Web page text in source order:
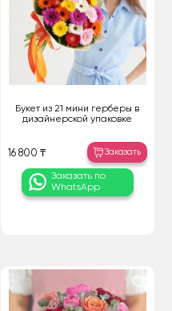
Букет из 21 мини герберы в
дизайнерской упаковке
16 800 ₸ Заказать
Заказать по
WhatsApp